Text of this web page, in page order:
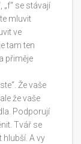
„f“ se stávají
mluvit
ve
tam ten
přiměje
Že vaše
že vaše
Podporují
Tvář se
A vy